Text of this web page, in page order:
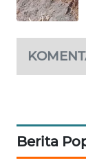
Berita
MARITIM
NEWS
FISUELRI
ID